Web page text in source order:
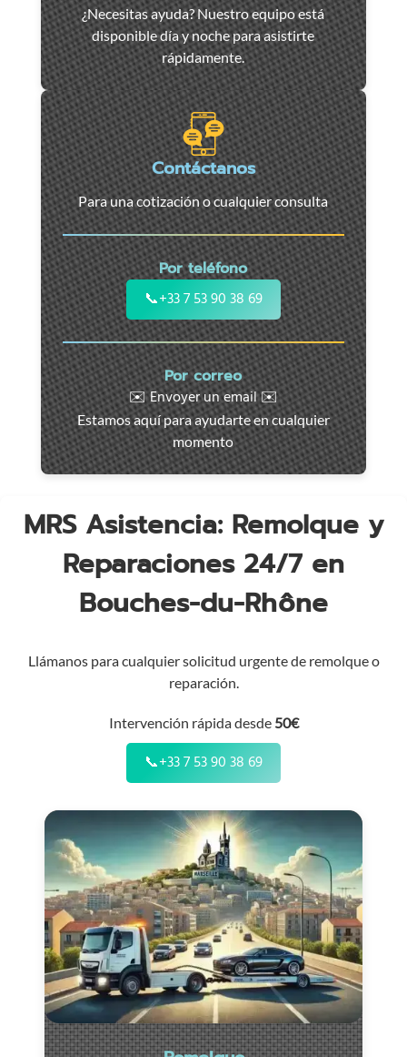
Asistencia
y
remolque
de
coches
en
Marsella
-
Servicio
24/7
para
coches,
motos
y
vehículos
utilitarios.
Intervención
rápida
en
toda
la
región
¿Necesitas ayuda? Nuestro equipo está
disponible día y noche para asistirte
rápidamente.
Contáctanos
Para una cotización o cualquier consulta
Por teléfono
📞+33 7 53 90 38 69
Por correo
✉️ Envoyer un email ✉️
Estamos aquí para ayudarte en cualquier
momento
MRS Asistencia: Remolque y
Reparaciones 24/7 en
Bouches-du-Rhône
Llámanos para cualquier solicitud urgente de remolque o
reparación.
Intervención rápida desde 50€
📞+33 7 53 90 38 69